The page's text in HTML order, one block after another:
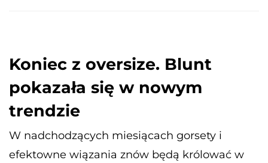
Koniec z oversize. Blunt
pokazała się w nowym
trendzie
W nadchodzących miesiącach gorsety i
efektowne wiązania znów będą królować w